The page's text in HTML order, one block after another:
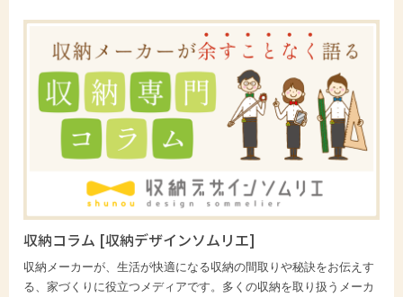
収納コラム [収納デザインソムリエ]
収納メーカーが、生活が快適になる収納の間取りや秘訣をお伝えす
る、家づくりに役立つメディアです。多くの収納を取り扱うメーカ